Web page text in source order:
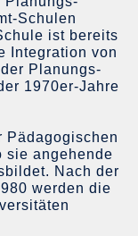
Schulen
ist bereits
Integration von
Planungs-
1970er-Jahre
Pädagogischen
sie angehende
Nach der
werden die